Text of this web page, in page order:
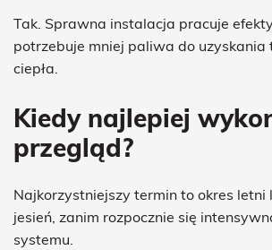
Tak. Sprawna instalacja pracuje
potrzebuje mniej paliwa do uzyskania
ciepła.
Kiedy najlepiej
przegląd?
Najkorzystniejszy termin to okres letni
jesień, zanim rozpocznie się
systemu.